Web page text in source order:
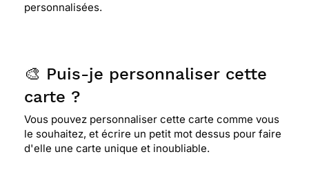
personnalisées.
🎨 Puis-je personnaliser cette
carte ?
Vous pouvez personnaliser cette carte comme vous
le souhaitez, et écrire un petit mot dessus pour faire
d'elle une carte unique et inoubliable.